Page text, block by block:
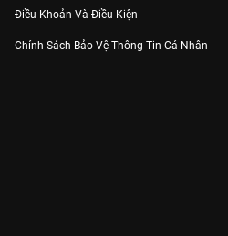
Điều Khoản Và Điều Kiện
Chính Sách Bảo Vệ Thông Tin Cá Nhân